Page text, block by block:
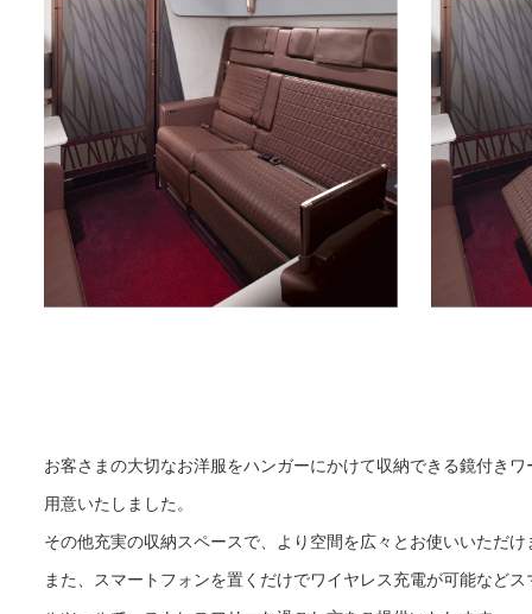
お客さまの大切なお洋服をハンガーにかけて収納できる鏡付きワ
用意いたしました。
その他充実の収納スペースで、より空間を広々とお使いいただけ
また、スマートフォンを置くだけでワイヤレス充電が可能など